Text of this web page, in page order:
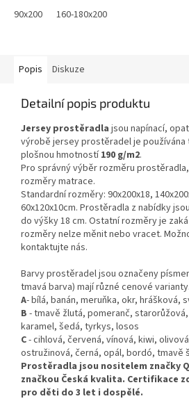
90x200
160-180x200
Popis Diskuze
Detailní popis produktu
Jersey prostěradla jsou napínací,
výrobě jersey prostěradel je používána
plošnou hmotností190 g/m2.
Pro správný výběr rozměru
rozměry matrace.
Standardní rozměry: 90x200x18,
60x120x10cm. Prostěradla z nabídky
do výšky 18 cm. Ostatní rozměry je
rozměry nelze měnit nebo vracet.
kontaktujte nás.
Barvy prostěradel jsou označeny
tmavá barva) mají různé cenové varianty.
A- bílá, banán, meruňka, okr, hrášková,
B - tmavě žlutá, pomeranč,
karamel, šedá, tyrkys, losos
C- cihlová, červená, vínová, kiwi,
ostružinová, černá, opál, bordó, tmavě
Prostěradla jsou nositelem značky
značkou Česká kvalita. Certifikace
pro děti do 3 let i dospělé.